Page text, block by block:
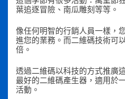
葉追逐冒險、南瓜雕刻等等。
像任何明智的行銷人員一樣，
進您的業務。而二維碼技術可
倍。
透過二維碼以科技的方式推廣
最好的二維碼產生器，適用於
活動。